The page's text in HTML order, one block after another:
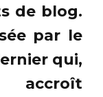
de blog.
par le
qui,
accroît